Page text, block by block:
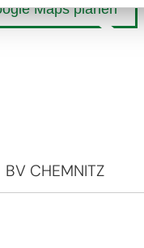
Maps planen
BV CHEMNITZ